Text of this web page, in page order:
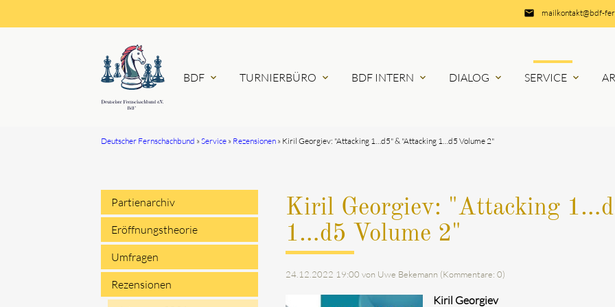
email mailkontakt@bdf-
BDF expand_more TURNIERBÜRO expand_more BDF INTERN expand_more DIALOG expand_more SERVICE expand_more
Deutscher Fernschachbund Service Rezensionen Kiril Georgiev: "Attacking 1…d5" & "Attacking 1…d5 Volume 2"
Kiril Georgiev: "Attacking
1…d5 Volume 2"
24.12.2022 19:00 von Uwe Bekemann (Kommentare: 0)
Kiril Georgiev
Navigation
überspringen
Partienarchiv
Eröffnungstheorie
Umfragen
Rezensionen